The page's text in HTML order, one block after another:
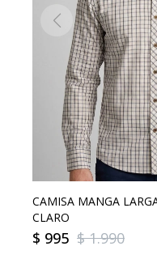
CAMISA MANGA
CLARO
$ 995 $ 1.990